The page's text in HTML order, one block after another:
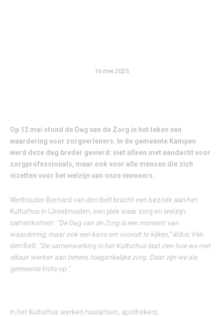
16 mei 2025
Op 12 mei stond de Dag van de Zorg in het teken van
waardering voor zorgverleners. In de gemeente Kampen
werd deze dag breder gevierd: niet alleen met aandacht voor
zorgprofessionals, maar ook voor alle mensen die zich
inzetten voor het welzijn van onze inwoners.
Wethouder Bernard van den Belt bracht een bezoek aan het
Kulturhus in IJsselmuiden, een plek waar zorg en welzijn
samenkomen.
“De Dag van de Zorg is een moment van
waardering, maar ook een kans om vooruit te kijken,”aldus Van
den Belt. “De samenwerking in het Kulturhus laat zien hoe we met
elkaar werken aan betere, toegankelijke zorg. Daar zijn we als
gemeente trots op.”
In het Kulturhus werken huisartsen, apothekers,